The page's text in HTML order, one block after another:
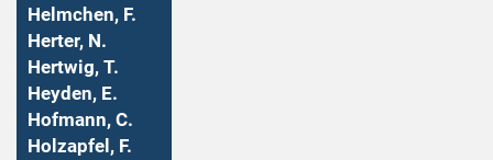
Helmchen, F.
Herter, N.
Hertwig, T.
Heyden, E.
Hofmann, C.
Holzapfel, F.